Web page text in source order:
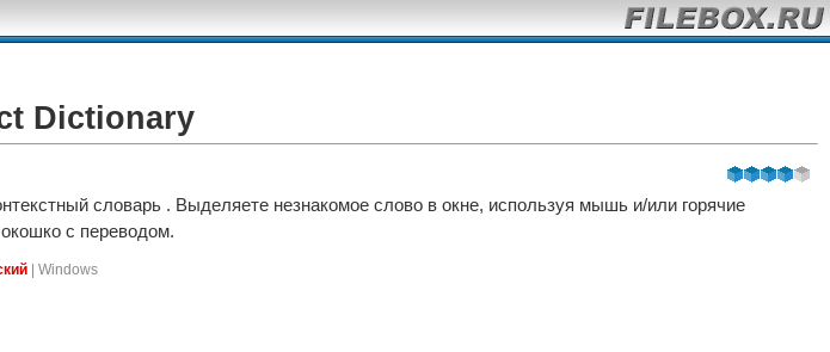
Dictionary
словарь . Выделяете незнакомое слово в окне, используя мышь и/или горячие
с переводом.
| Windows